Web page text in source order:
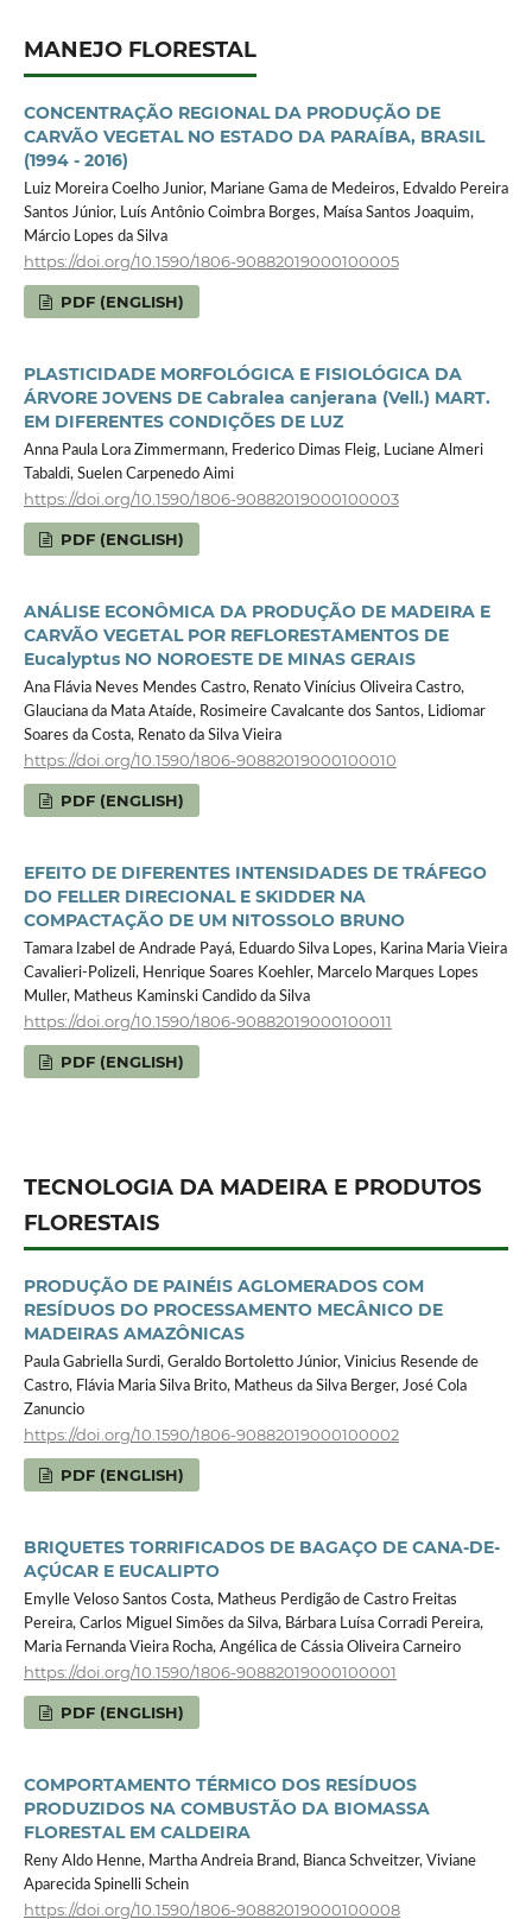
MANEJO FLORESTAL
CONCENTRAÇÃO REGIONAL DA PRODUÇÃO DE
CARVÃO VEGETAL NO ESTADO DA PARAÍBA, BRASIL
(1994 - 2016)
Luiz Moreira Coelho Junior, Mariane Gama de Medeiros, Edvaldo Pereira
Santos Júnior, Luís Antônio Coimbra Borges, Maísa Santos Joaquim,
Márcio Lopes da Silva
https://doi.org/10.1590/1806-90882019000100005
PDF (ENGLISH)
PLASTICIDADE MORFOLÓGICA E FISIOLÓGICA DA
ÁRVORE JOVENS DE Cabralea canjerana (Vell.) MART.
EM DIFERENTES CONDIÇÕES DE LUZ
Anna Paula Lora Zimmermann, Frederico Dimas Fleig, Luciane Almeri
Tabaldi, Suelen Carpenedo Aimi
https://doi.org/10.1590/1806-90882019000100003
PDF (ENGLISH)
ANÁLISE ECONÔMICA DA PRODUÇÃO DE MADEIRA E
CARVÃO VEGETAL POR REFLORESTAMENTOS DE
Eucalyptus NO NOROESTE DE MINAS GERAIS
Ana Flávia Neves Mendes Castro, Renato Vinícius Oliveira Castro,
Glauciana da Mata Ataíde, Rosimeire Cavalcante dos Santos, Lidiomar
Soares da Costa, Renato da Silva Vieira
https://doi.org/10.1590/1806-90882019000100010
PDF (ENGLISH)
EFEITO DE DIFERENTES INTENSIDADES DE TRÁFEGO
DO FELLER DIRECIONAL E SKIDDER NA
COMPACTAÇÃO DE UM NITOSSOLO BRUNO
Tamara Izabel de Andrade Payá, Eduardo Silva Lopes, Karina Maria Vieira
Cavalieri-Polizeli, Henrique Soares Koehler, Marcelo Marques Lopes
Muller, Matheus Kaminski Candido da Silva
https://doi.org/10.1590/1806-90882019000100011
PDF (ENGLISH)
TECNOLOGIA DA MADEIRA E PRODUTOS
FLORESTAIS
PRODUÇÃO DE PAINÉIS AGLOMERADOS COM
RESÍDUOS DO PROCESSAMENTO MECÂNICO DE
MADEIRAS AMAZÔNICAS
Paula Gabriella Surdi, Geraldo Bortoletto Júnior, Vinicius Resende de
Castro, Flávia Maria Silva Brito, Matheus da Silva Berger, José Cola
Zanuncio
https://doi.org/10.1590/1806-90882019000100002
PDF (ENGLISH)
BRIQUETES TORRIFICADOS DE BAGAÇO DE CANA-DE-
AÇÚCAR E EUCALIPTO
Emylle Veloso Santos Costa, Matheus Perdigão de Castro Freitas
Pereira, Carlos Miguel Simões da Silva, Bárbara Luísa Corradi Pereira,
Maria Fernanda Vieira Rocha, Angélica de Cássia Oliveira Carneiro
https://doi.org/10.1590/1806-90882019000100001
PDF (ENGLISH)
COMPORTAMENTO TÉRMICO DOS RESÍDUOS
PRODUZIDOS NA COMBUSTÃO DA BIOMASSA
FLORESTAL EM CALDEIRA
Reny Aldo Henne, Martha Andreia Brand, Bianca Schveitzer, Viviane
Aparecida Spinelli Schein
https://doi.org/10.1590/1806-90882019000100008